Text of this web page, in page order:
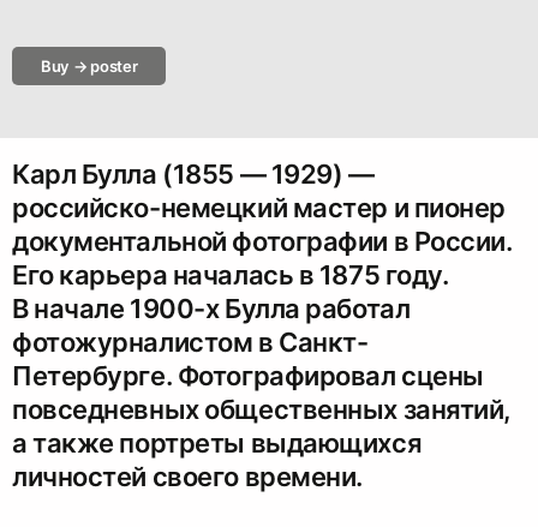
Buy → poster
Карл Булла (1855 — 1929) —
российско-немецкий мастер и пионер
документальной фотографии в России.
Его карьера началась в 1875 году.
В начале 1900-х Булла работал
фотожурналистом в Санкт-
Петербурге. Фотографировал сцены
повседневных общественных занятий,
а также портреты выдающихся
личностей своего времени.